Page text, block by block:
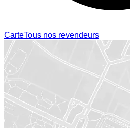
CarteTous nos revendeurs